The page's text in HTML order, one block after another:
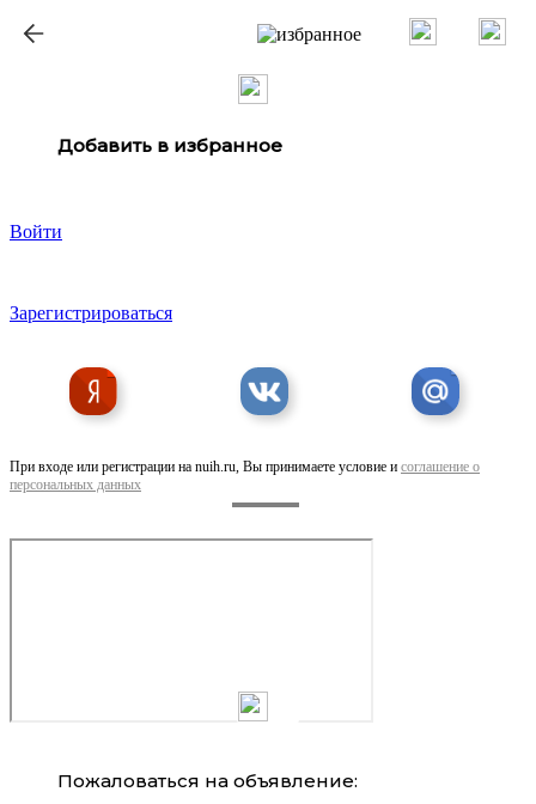
Добавить в избранное
Войти
Зарегистрироваться
При входе или регистрации на nuih.ru, Вы принимаете условие и соглашение о
персональных данных
Пожаловаться на объявление: